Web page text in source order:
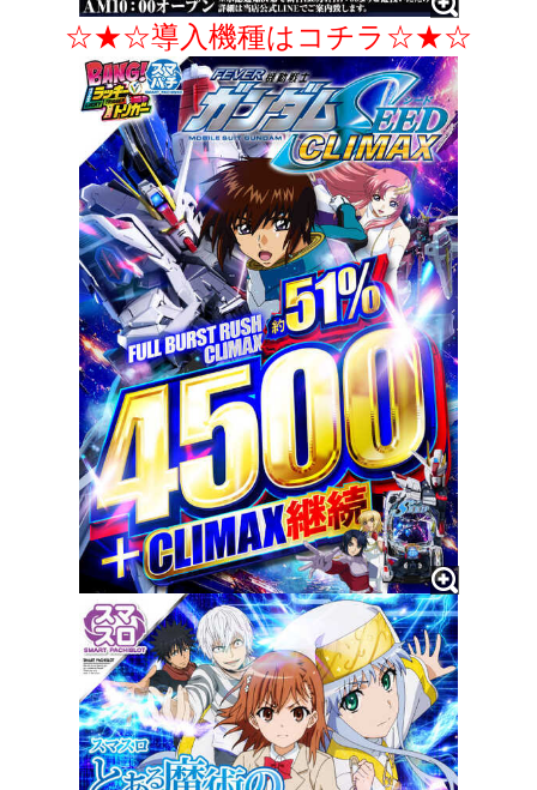
☆★☆導入機種はコチラ☆★☆